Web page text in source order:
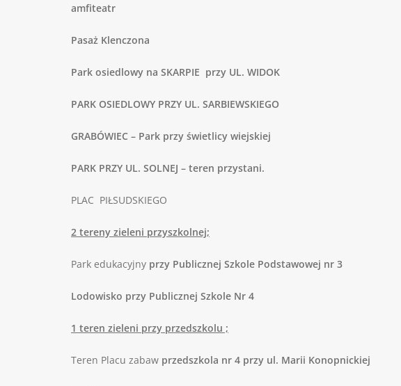
amfiteatr
Pasaż Klenczona
Park osiedlowy na SKARPIE przy UL. WIDOK
PARK OSIEDLOWY PRZY UL. SARBIEWSKIEGO
GRABÓWIEC – Park przy świetlicy wiejskiej
PARK PRZY UL. SOLNEJ – teren przystani.
PLAC PIŁSUDSKIEGO
2 tereny zieleni przyszkolnej;
Park edukacyjny przy Publicznej Szkole Podstawowej nr 3
Lodowisko przy Publicznej Szkole Nr 4
1 teren zieleni przy przedszkolu ;
Teren Placu zabaw przedszkola nr 4 przy ul. Marii Konopnickiej